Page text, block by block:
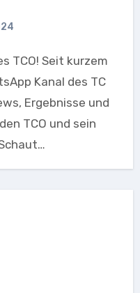
Kanal des TC
Ergebnisse und
TCO und sein